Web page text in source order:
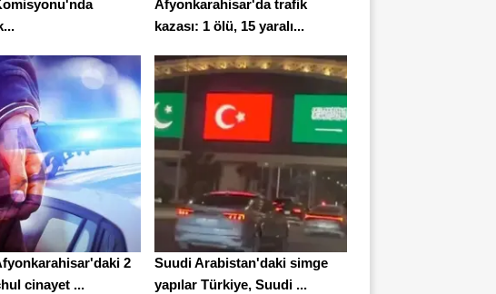
Afyonkarahisar'da trafik
kazası: 1 ölü, 15 yaralı...
2
cinayet ...
Suudi Arabistan'daki simge
yapılar Türkiye, Suudi ...